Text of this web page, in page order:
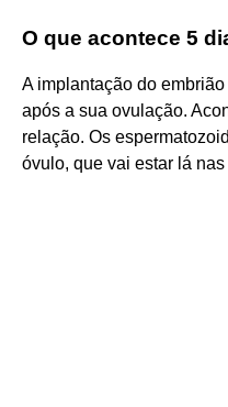
O que acontece 5
A implantação do
após a sua ovulação.
relação. Os
óvulo, que vai estar lá